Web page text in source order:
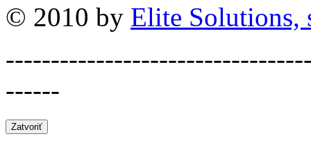
© 2010 by Elite Solutions,
------